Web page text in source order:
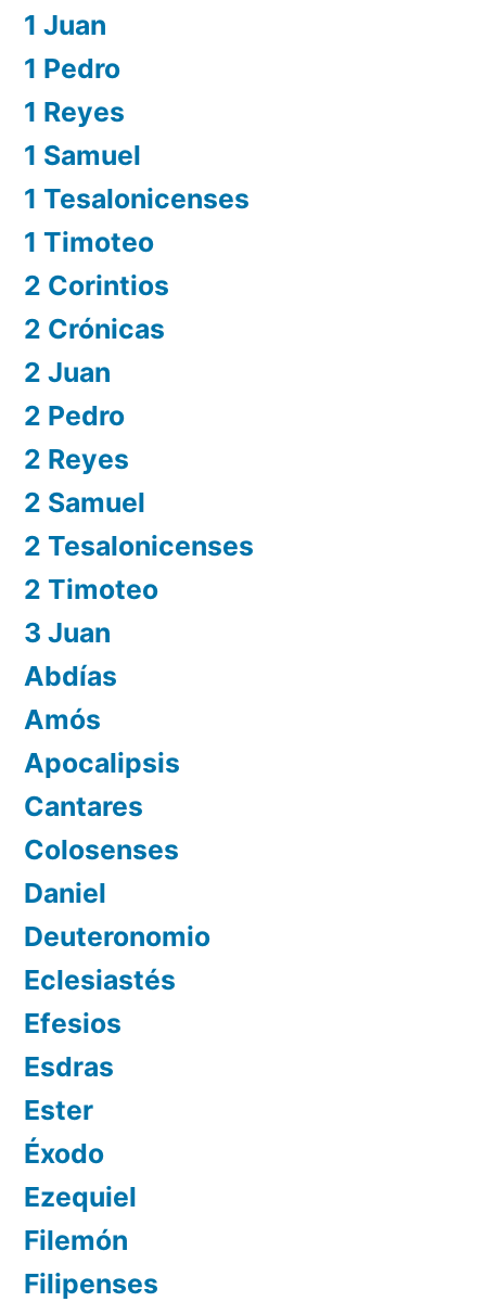
1 Juan
1 Pedro
1 Reyes
1 Samuel
1 Tesalonicenses
1 Timoteo
2 Corintios
2 Crónicas
2 Juan
2 Pedro
2 Reyes
2 Samuel
2 Tesalonicenses
2 Timoteo
3 Juan
Abdías
Amós
Apocalipsis
Cantares
Colosenses
Daniel
Deuteronomio
Eclesiastés
Efesios
Esdras
Ester
Éxodo
Ezequiel
Filemón
Filipenses